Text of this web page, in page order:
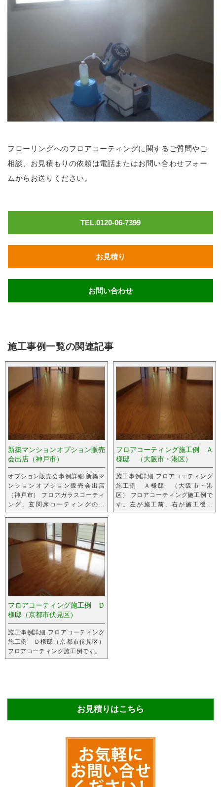
フローリングへのフロアコーティングに関するご質問やご
相談、お見積もりの依頼は電話またはお問い合わせフォー
ムからお送りください。
TEL.0120-06-7399
お見積り
お問い合わせ
施工事例一覧の関連記事
新築マンションオプション販売
会出店（神戸市）
オプション販売会事例詳細 新築マ
ンションオプション販売会出店
（神戸市） フロアガラスコーティ
ング、玄関床コーティングの説
明・販売しました。
フロアコーティング施工例 Ａ
様邸 （大阪市・港区）
施工事例詳細 フロアコーティング
施工例 Ａ様邸 （大阪市・港
区） フロアコーティング施工例で
す。左が施工前、右が施工後で
す。 エリア大阪府大阪市港区施工
フロアコーティング施工例 Ｄ
様邸（京都市伏見区）
施工事例詳細 フロアコーティング
施工例 Ｄ様邸（京都市伏見区）
フロアコーティング施工例です。
お見積りはこちら